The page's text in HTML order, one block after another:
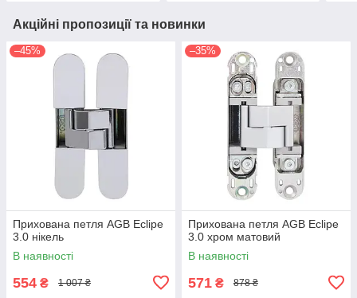
Акційні пропозиції та новинки
–45%
Прихована петля AGB Eclipe
3.0 нікель
В наявності
554 ₴ 1 007 ₴
–35%
Прихована петля AGB Eclipe
3.0 хром матовий
В наявності
571 ₴ 878 ₴